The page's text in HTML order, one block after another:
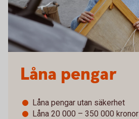
Låna pengar
Låna pengar utan säkerhet
Låna 20 000 – 350 000 kronor